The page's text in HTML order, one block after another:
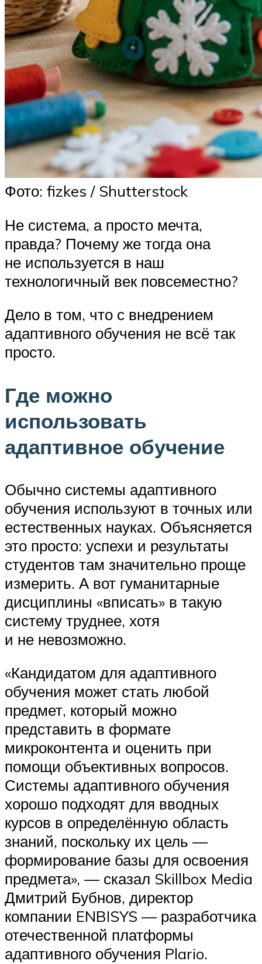
Фото: fizkes / Shutterstock
Не система, а просто мечта,
правда? Почему же тогда она
не используется в наш
технологичный век повсеместно?
Дело в том, что с внедрением
адаптивного обучения не всё так
просто.
Где можно
использовать
адаптивное обучение
Обычно системы адаптивного
обучения используют в точных или
естественных науках. Объясняется
это просто: успехи и результаты
студентов там значительно проще
измерить. А вот гуманитарные
дисциплины «вписать» в такую
систему труднее, хотя
и не невозможно.
«Кандидатом для адаптивного
обучения может стать любой
предмет, который можно
представить в формате
микроконтента и оценить при
помощи объективных вопросов.
Системы адаптивного обучения
хорошо подходят для вводных
курсов в определённую область
знаний, поскольку их цель —
формирование базы для освоения
предмета», — сказал Skillbox Media
Дмитрий Бубнов, директор
компании ENBISYS — разработчика
отечественной платформы
адаптивного обучения Plario.